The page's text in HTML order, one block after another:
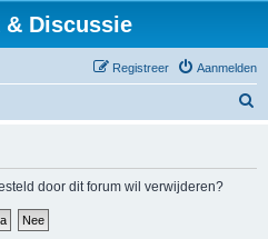
& Discussie
Aanmelden
Registreer
door dit forum wil verwijderen?